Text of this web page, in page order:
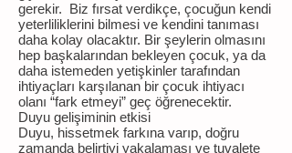
gerekir. Biz fırsat verdikçe, çocuğun kendi
yeterliliklerini bilmesi ve kendini tanıması
daha kolay olacaktır. Bir şeylerin olmasını
hep başkalarından bekleyen çocuk, ya da
daha istemeden yetişkinler tarafından
ihtiyaçları karşılanan bir çocuk ihtiyacı
olanı “fark etmeyi” geç öğrenecektir.
Duyu gelişiminin etkisi
Duyu, hissetmek farkına varıp, doğru
zamanda belirtiyi yakalaması ve tuvalete